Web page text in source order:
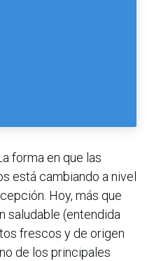
forma en que las
está cambiando a nivel
Hoy, más que
saludable (entendida
frescos y de origen
de los principales